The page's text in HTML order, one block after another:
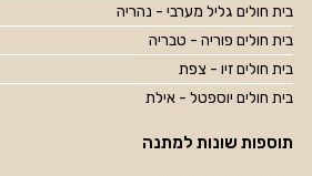
בית חולים גליל מערבי - נהריה
בית חולים פוריה - טבריה
בית חולים זיו - צפת
בית חולים יוספטל - אילת
תוספות שונות למתנה